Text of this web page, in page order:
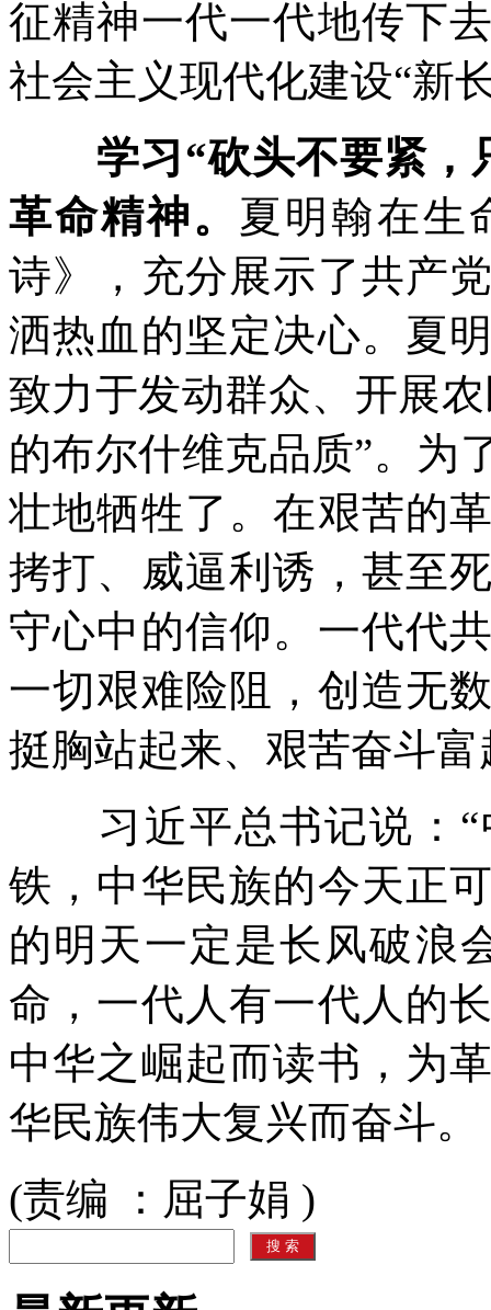
征精神一代一代地传下
社会主义现代化建设“新
学习“砍头不要紧，
革命精神。 夏明翰在生
诗》，充分展示了共产
洒热血的坚定决心。夏
致力于发动群众、开展
的布尔什维克品质”。为
壮地牺牲了。在艰苦的
拷打、威逼利诱，甚至
守心中的信仰。一代代
一切艰难险阻，创造无
挺胸站起来、艰苦奋斗
习近平总书记说：“
铁，中华民族的今天正
的明天一定是长风破浪
命，一代人有一代人的
中华之崛起而读书，为
华民族伟大复兴而奋斗。
(责编 ：屈子娟 )